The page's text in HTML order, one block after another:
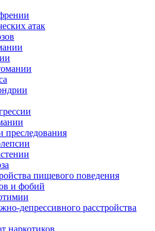
атак
преследования
пищевого поведения
и фобий
депрессивного расстройства
наркотиков